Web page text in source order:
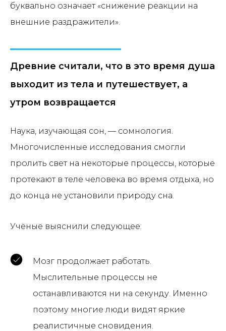
буквально означает «снижение реакции на
внешние раздражители».
Древние считали, что в это время душа
выходит из тела и путешествует, а
утром возвращается
Наука, изучающая сон, — сомнология.
Многочисленные исследования смогли
пролить свет на некоторые процессы, которые
протекают в теле человека во время отдыха, но
до конца не установили природу сна.
Учёные выяснили следующее:
Мозг продолжает работать.
Мыслительные процессы не
останавливаются ни на секунду. Именно
поэтому многие люди видят яркие
реалистичные сновидения.